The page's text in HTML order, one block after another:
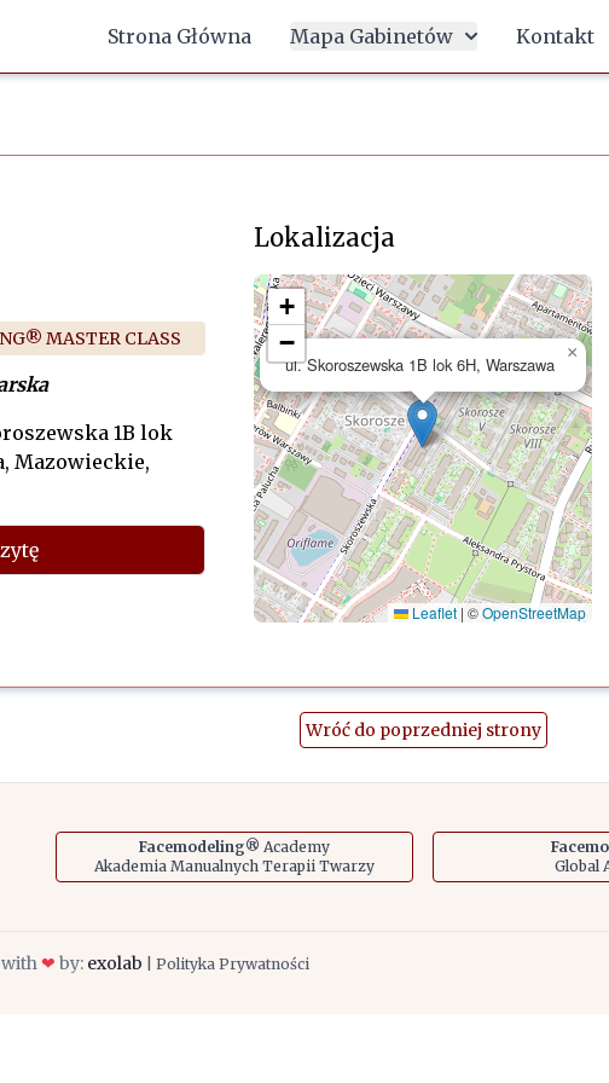
Strona Główna Mapa Gabinetów Kontakt
MASTER CLASS
1B lok
Mazowieckie,
Lokalizacja
ul. Skoroszewska 1B lok 6H, Warszawa
×
+
−
Leaflet | ©OpenStreetMap
Wróć do poprzedniej strony
Facemodeling® Academy
Akademia Manualnych Terapii Twarzy
Global
with❤ by: exolab | Polityka Prywatności